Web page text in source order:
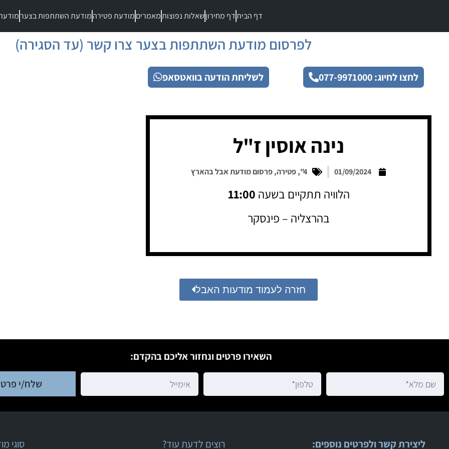
דף הביתדף מחירוןשאלות נפוצותמאמריםמודעת פטירהמודעת השתתפות בצער
לפרסום מודעת השתתפות בצער צרו קשר (עד הסגירה)
לחצו לחיוג: 077-9971000 לשליחת הודעה בוואטסאפ
נינה אוסין ז"ל
01/09/2024
4"
,פטירה,פרסום מודעת אבל בהארץ
הלוויה תתקיים בשעה 11:00
בהרצליה – פינסקר
חזרה לעמוד מודעות האבל
השאירו פרטים ונחזור אליכם בהקדם:
שלח/י
ליצירת קשר ולפרטים נוספים: רוצים לדעת עוד? סוגי